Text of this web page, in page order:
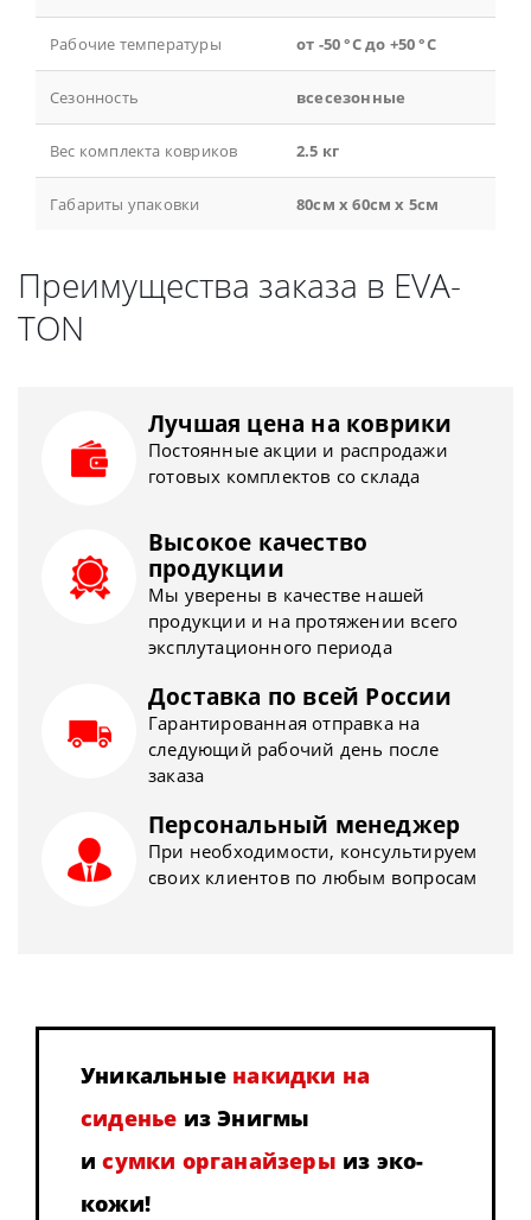
Рабочие температуры от -50 °С до +50 °С
Сезонность всесезонные
Вес комплекта ковриков 2.5 кг
Габариты упаковки 80см x 60см x 5см
Преимущества заказа в EVA-
TON
Лучшая цена на коврики
Постоянные акции и распродажи
готовых комплектов со склада
Высокое качество
продукции
Мы уверены в качестве нашей
продукции и на протяжении всего
эксплутационного периода
Доставка по всей России
Гарантированная отправка на
следующий рабочий день после
заказа
Персональный менеджер
При необходимости, консультируем
своих клиентов по любым вопросам
Уникальные накидки на
сиденье из Энигмы
исумки органайзеры из эко-
кожи!